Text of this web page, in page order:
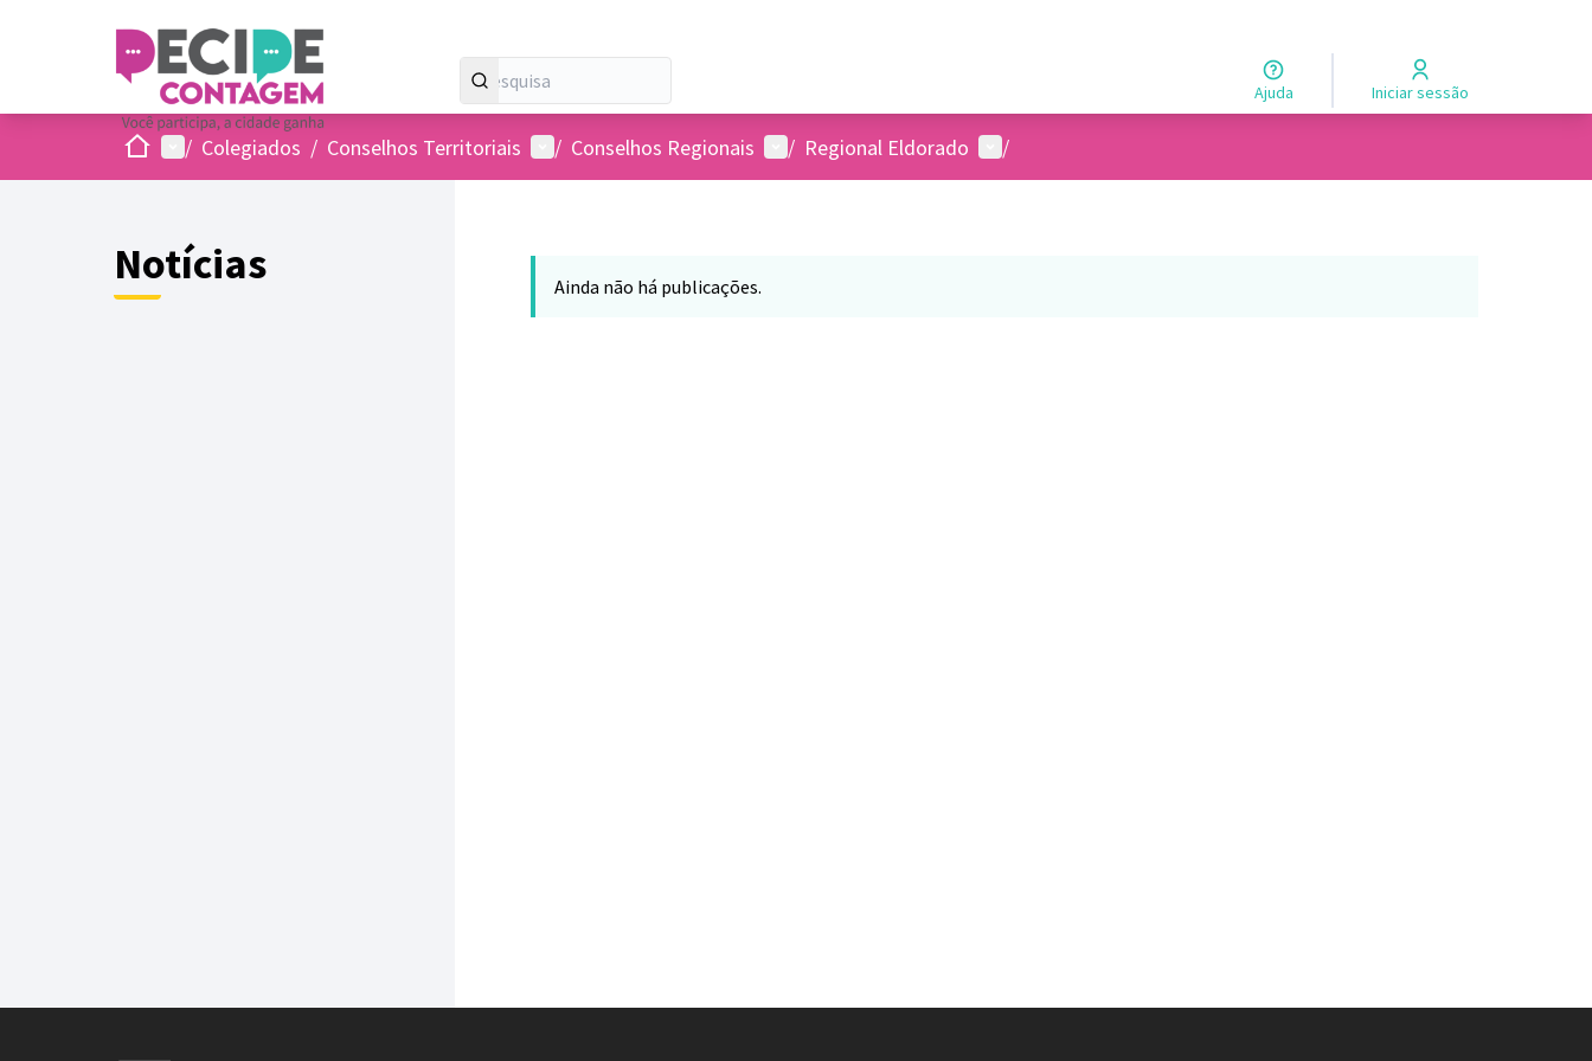
Ajuda Iniciar sessão
InicioMenu principal
/ Colegiados / Conselhos Territoriais Menu de usuários
/ Conselhos Regionais Menu de usuários
/ Regional Eldorado Menu de usuários
/
Notícias Ainda não há publicações.